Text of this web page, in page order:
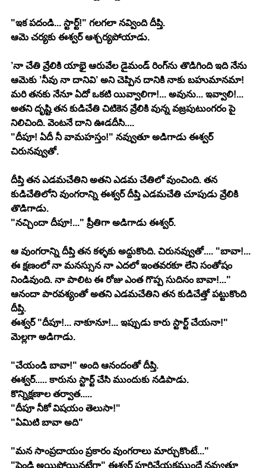
"ఇక పదండి... స్టార్ట్!" గలగలా నవ్వింది దీప్తి.
ఆమె చర్యకు ఈశ్వర్ ఆశ్చర్యపోయాడు.
’నా చేతి వ్రేలికి యాభై ఆరువేల డైమండ్ రింగ్‍ను తొడిగింది ఇది నేను
ఆమెకు ’నీవు నా దానివి’ అని చెప్పిన దానికి నాకు బహుమానమా!
మరి తనకు నేనూ ఏదో ఒకటి యివ్వాలిగా!... అవును... ఇవ్వాలి!...
అతని దృష్టి తన కుడిచేతి చిటికెన వ్రేలికి వున్న వజ్రపుటుంగరం పై
నిలిచింది. వెంటనే దాని ఊడదీసి....
"దీపూ! ఏదీ నీ వామహస్తం!" నవ్వుతూ అడిగాడు ఈశ్వర్
చిరునవ్వుతో.
దీప్తి తన ఎడమచేతిని అతని ఎడమ చేతిలో వుంచింది. తన
కుడిచేతిలోని వుంగరాన్ని ఈశ్వర్ దీప్తి ఎడమచేతి చూపుడు వ్రేలికి
తొడిగాడు.
"నచ్చిందా దీపూ!..." ప్రీతిగా అడిగాడు ఈశ్వర్.
ఆ వుంగరాన్ని దీప్తి తన కళ్ళకు అద్దుకొంది. చిరునవ్వుతో.... "బావా!...
ఈ క్షణంలో నా మనస్సున నా ఎదలో ఇంతవరకూ లేని సంతోషం
నిండివుంది. నా పాలిట ఈ రోజు ఎంత గొప్ప సుదినం బావా!..."
ఆనందా పారవశ్యంతో అతని ఎడమచేతిని తన కుడిచేత్తో పట్టుకొంది
దీప్తి.
ఈశ్వర్ "దీపూ!... నాకూనూ!... ఇప్పుడు కారు స్టార్ట్ చేయనా!"
మెల్లగా అడిగాడు.
"చేయండి బావా!" అంది ఆనందంతో దీప్తి.
ఈశ్వర్..... కారును స్టార్ట్ చేసి ముందుకు నడిపాడు.
కొన్నిక్షణాల తర్వాత.....
"దీపూ నీకో విషయం తెలుసా!"
"ఏమిటి బావా అది"
"మన సాంప్రదాయం ప్రకారం వుంగరాలు మార్చుకొంటే..."
"పెండ్లి అయిపోయినట్లేగా" ఈశ్వర్ పూర్తిచేయకముందే నవ్వుతూ